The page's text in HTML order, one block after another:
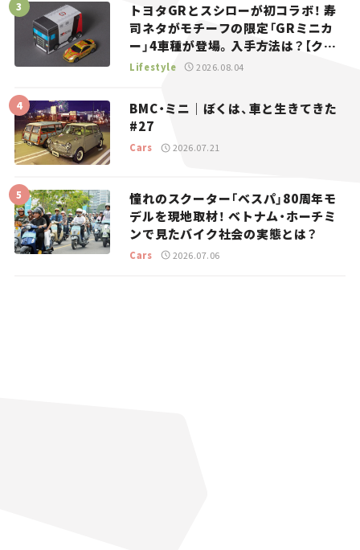
トヨタGRとスシローが初コラボ！ 寿
司ネタがモチーフの限定「GRミニカ
ー」4車種が登場。入手方法は？【クル
マとホビー】
Lifestyle 2026.08.04
BMC・ミニ｜ぼくは、車と生きてきた
#27
Cars 2026.07.21
憧れのスクーター「ベスパ」80周年モ
デルを現地取材！ ベトナム・ホーチミ
ンで見たバイク社会の実態とは？
Cars 2026.07.06